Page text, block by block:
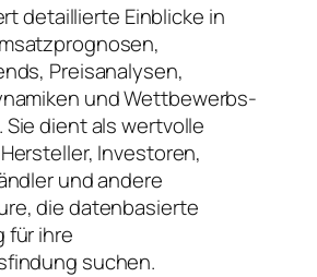
detaillierte Einblicke in
Preisanalysen,
und Wettbewerbs-
Sie dient als wertvolle
Investoren,
und andere
die datenbasierte
für ihre
suchen.